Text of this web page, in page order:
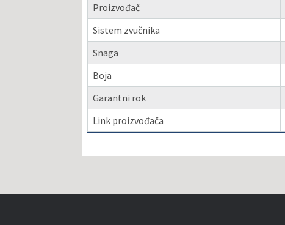
Proizvođač
Sistem zvučnika
Snaga
Boja
Garantni rok
Link proizvođača